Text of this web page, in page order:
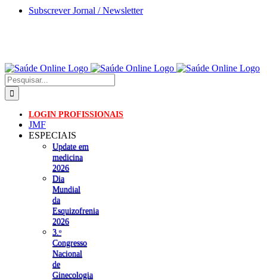
Skip
Subscrever Jornal / Newsletter
Pesquisar
LOGIN PROFISSIONAIS
JMF
ESPECIAIS
Update em
medicina
2026
Dia
Mundial
da
Esquizofrenia
2026
3.ᵒ
Congresso
Nacional
de
Ginecologia